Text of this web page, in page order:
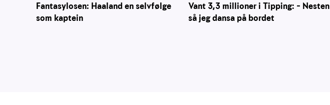
Fantasylosen: Haaland en selvfølge
som kaptein
Vant 3,3 millioner i Tipping: – Nesten
så jeg dansa på bordet